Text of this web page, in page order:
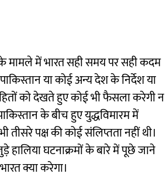
के मामले में भारत सही समय पर सही कदम
या कोई अन्य देश के निर्देश या
हितों को देखते हुए कोई भी फैसला करेगी न
के बीच हुए युद्धविमारम में
पक्ष की कोई संलिप्तता नहीं थी।
हालिया घटनाक्रमों के बारे में पूछे जाने
क्या करेगा।